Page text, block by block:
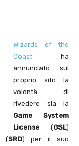
Wizards of the
Coast ha
annunciato sul
proprio sito la
volontà di
rivedere sia la
Game System
License (GSL)
(SRD) per il suo